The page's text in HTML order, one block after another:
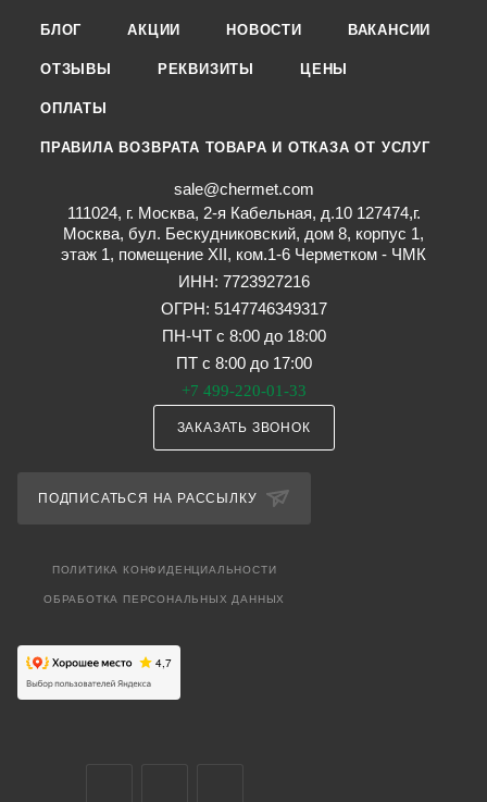
БЛОГ АКЦИИ НОВОСТИ ВАКАНСИИ
ОТЗЫВЫ РЕКВИЗИТЫ ЦЕНЫ
ОПЛАТЫ
ПРАВИЛА ВОЗВРАТА ТОВАРА И ОТКАЗА ОТ УСЛУГ
sale@chermet.com
111024, г. Москва, 2-я Кабельная, д.10 127474,г.
Москва, бул. Бескудниковский, дом 8, корпус 1,
этаж 1, помещение XII, ком.1-6 Черметком - ЧМК
ИНН: 7723927216
ОГРН: 5147746349317
ПН-ЧТ с 8:00 до 18:00
ПТ с 8:00 до 17:00
+7 499-220-01-33
ЗАКАЗАТЬ ЗВОНОК
ПОДПИСАТЬСЯ НА РАССЫЛКУ
ПОЛИТИКА КОНФИДЕНЦИАЛЬНОСТИ
ОБРАБОТКА ПЕРСОНАЛЬНЫХ ДАННЫХ